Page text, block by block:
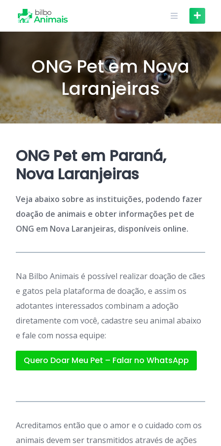
content
ONG Pet em Nova
Laranjeiras
ONG Pet em Paraná,
Nova Laranjeiras
Veja abaixo sobre as instituições, podendo fazer
doação de animais e obter informações pet de
ONG em Nova Laranjeiras, disponíveis online.
Na Bilbo Animais é possível realizar doação de cães
e gatos pela plataforma de doação, e assim os
adotantes interessados combinam a adoção
diretamente com você, cadastre seu animal abaixo
e fale com nossa equipe:
Quero Doar Meu Pet – Falar no WhatsApp
Acreditamos então que o amor e o cuidado com os
animais devem ser transmitidos através de ações